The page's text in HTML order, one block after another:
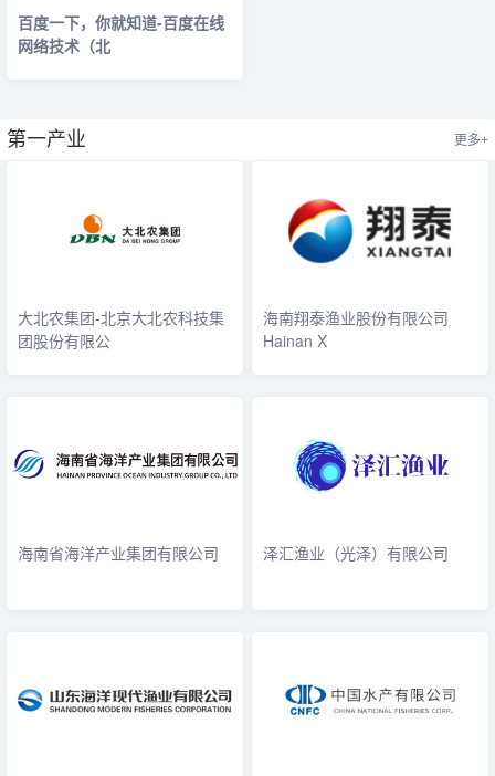
百度一下，你就知道-百度在线
网络技术（北
第一产业 更多+
大北农集团-北京大北农科技集
团股份有限公
海南翔泰渔业股份有限公司
Hainan X
海南省海洋产业集团有限公司 泽汇渔业（光泽）有限公司